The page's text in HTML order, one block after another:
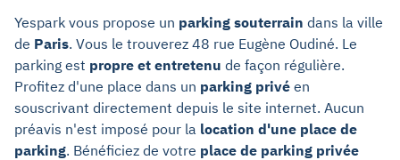
Yespark vous propose un parking souterrain dans la ville
de Paris. Vous le trouverez 48 rue Eugène Oudiné. Le
parking est propre et entretenu de façon régulière.
Profitez d'une place dans un parking privé en
souscrivant directement depuis le site internet. Aucun
préavis n'est imposé pour la location d'une place de
parking. Bénéficiez de votre place de parking privée